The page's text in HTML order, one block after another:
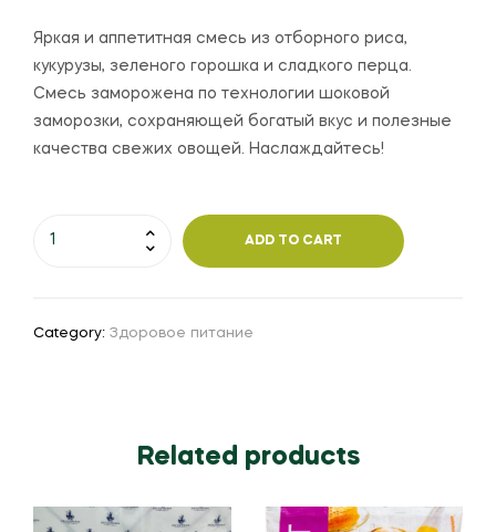
Яркая и аппетитная смесь из отборного риса,
кукурузы, зеленого горошка и сладкого перца.
Смесь заморожена по технологии шоковой
заморозки, сохраняющей богатый вкус и полезные
качества свежих овощей. Наслаждайтесь!
ADD TO CART
Category: Здоровое питание
Related products